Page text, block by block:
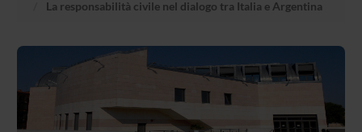
La responsabilità civile nel dialogo tra Italia e Argentina